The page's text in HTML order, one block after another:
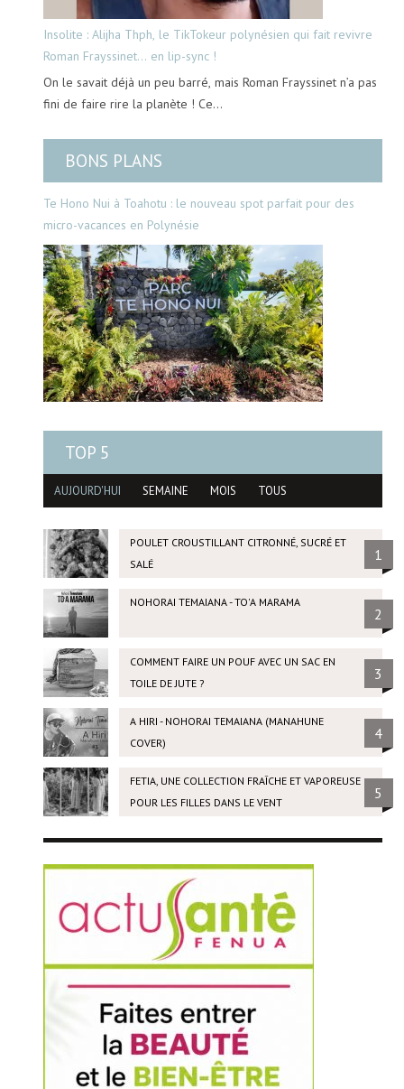
Insolite : Alijha Thph, le TikTokeur polynésien qui fait revivre
Roman Frayssinet… en lip-sync !
On le savait déjà un peu barré, mais Roman Frayssinet n’a pas
fini de faire rire la planète ! Ce…
BONS PLANS
Te Hono Nui à Toahotu : le nouveau spot parfait pour des
micro-vacances en Polynésie
TOP 5
AUJOURD'HUI SEMAINE MOIS TOUS
POULET CROUSTILLANT CITRONNÉ, SUCRÉ ET
SALÉ
1
NOHORAI TEMAIANA - TO'A MARAMA
2
COMMENT FAIRE UN POUF AVEC UN SAC EN
TOILE DE JUTE ?
3
A HIRI - NOHORAI TEMAIANA (MANAHUNE
COVER)
4
FETIA, UNE COLLECTION FRAÎCHE ET VAPOREUSE
POUR LES FILLES DANS LE VENT
5